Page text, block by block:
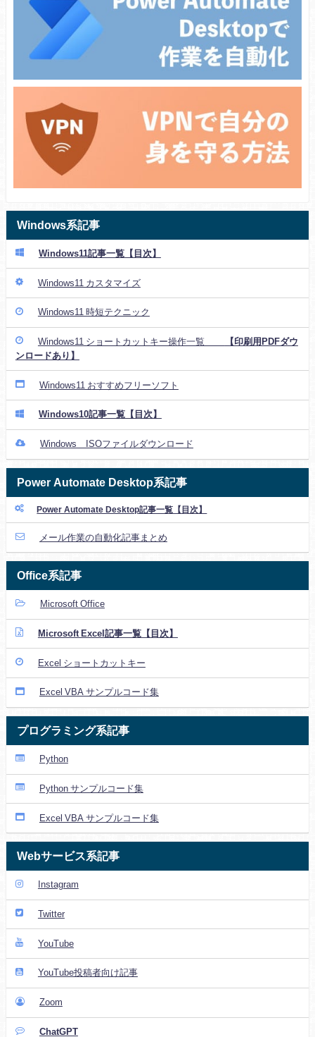
Windows系記事
Windows11記事一覧【目次】
Windows11 カスタマイズ
Windows11 時短テクニック
Windows11 ショートカットキー操作一覧
【印刷用PDFダウ
ンロードあり】
Windows11 おすすめフリーソフト
Windows10記事一覧【目次】
Windows ISOファイルダウンロード
Power Automate Desktop系記事
Power Automate Desktop記事一覧【目次】
メール作業の自動化記事まとめ
Office系記事
Microsoft Office
Microsoft Excel記事一覧【目次】
Excel ショートカットキー
Excel VBA サンプルコード集
プログラミング系記事
Python
Python サンプルコード集
Excel VBA サンプルコード集
Webサービス系記事
Instagram
Twitter
YouTube
YouTube投稿者向け記事
Zoom
ChatGPT